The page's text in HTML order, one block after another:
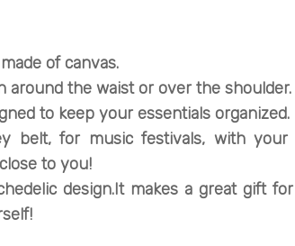
of canvas.
around the waist or over the shoulder.
to keep your essentials organized.
belt, for music festivals, with your
to you!
design.It makes a great gift